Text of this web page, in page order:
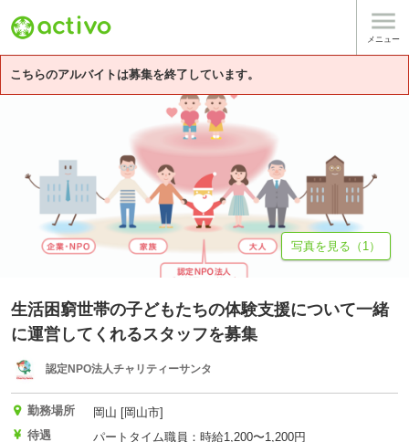

メニュー
こちらのアルバイトは募集を終了しています。
基本情報 募集詳細
写真を見る（1）
生活困窮世帯の子どもたちの体験支援について一緒
に運営してくれるスタッフを募集
認定NPO法人チャリティーサンタ
勤務場所
岡山 [岡山市]
待遇
パートタイム職員：時給1,200〜1,200円